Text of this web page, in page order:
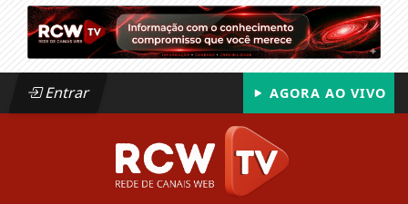
Entrar AGORA AO VIVO